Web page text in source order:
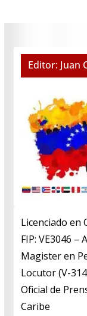
Editor: Juan
Licenciado en
FIP: VE3046 –
​Magister en
​Locutor (V-
​Oficial de
Caribe